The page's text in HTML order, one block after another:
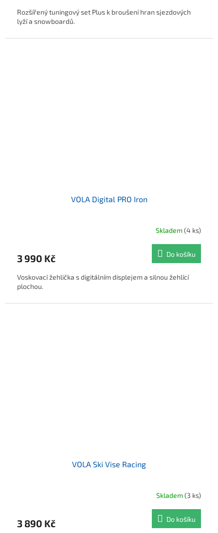
Rozšířený tuningový set Plus k broušení hran sjezdových
lyží a snowboardů.
VOLA Digital PRO Iron
Skladem(4 ks)
3 990 Kč Do košíku
Voskovací žehlička s digitálním displejem a silnou žehlící
plochou.
VOLA Ski Vise Racing
Průměrné hodnocení produktu je 5,0 z 5 hvězdiček.
Skladem(3 ks)
3 890 Kč Do košíku